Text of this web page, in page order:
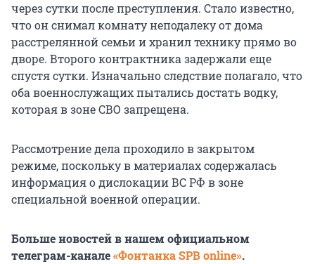
через сутки после преступления. Стало известно,
что он снимал комнату неподалеку от дома
расстрелянной семьи и хранил технику прямо во
дворе. Второго контрактника задержали еще
спустя сутки. Изначально следствие полагало, что
оба военнослужащих пытались достать водку,
которая в зоне СВО запрещена.
Рассмотрение дела проходило в закрытом
режиме, поскольку в материалах содержалась
информация о дислокации ВС РФ в зоне
специальной военной операции.
Больше новостей в нашем официальном
телеграм-канале«Фонтанка SPB online».